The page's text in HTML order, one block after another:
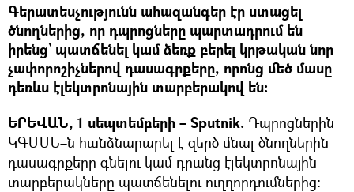
Գերատեսչությունն ահազանգեր էր ստացել
ծնողներից, որ դպրոցները պարտադրում են
իրենց` պատճենել կամ ձեռք բերել կրթական նոր
չափորոշիչներով դասագրքերը, որոնց մեծ մասը
դեռևս էլեկտրոնային տարբերակով են։
ԵՐԵՎԱՆ, 1 սեպտեմբերի – Sputnik. Դպրոցներին
ԿԳՄՍՆ–ն հանձնարարել է զերծ մնալ ծնողներին
դասագրքերը գնելու կամ դրանց էլեկտրոնային
տարբերակները պատճենելու ուղղորդումներից: